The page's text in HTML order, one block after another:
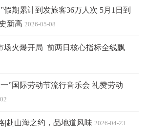
假期累计到发旅客36万人次 5月1日到
新高 2026-05-08
场火爆开局 前两日核心指标全线飘
”国际劳动节流行音乐会 礼赞劳动
|赴山海之约，品地道风味 2026-04-23